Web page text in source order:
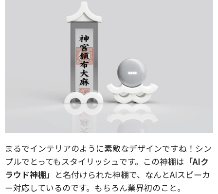
まるでインテリアのように素敵なデザインですね！シン
プルでとってもスタイリッシュです。この神棚は 「AIク
ラウド神棚」 と名付けられた神棚で、なんとAIスピーカ
ー対応しているのです。もちろん業界初のこと。